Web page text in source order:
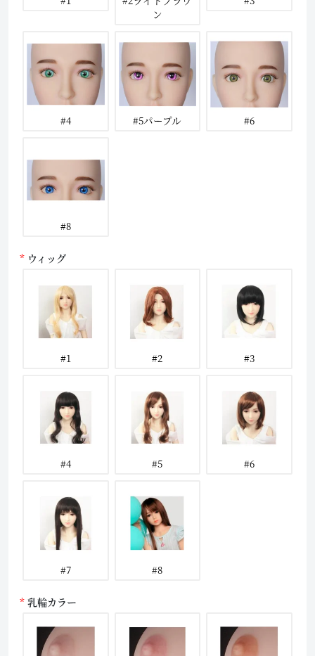
ン
#4 #5パープル #6
#8
ウィッグ
#1 #2 #3
#4 #5 #6
#7 #8
乳輪カラー